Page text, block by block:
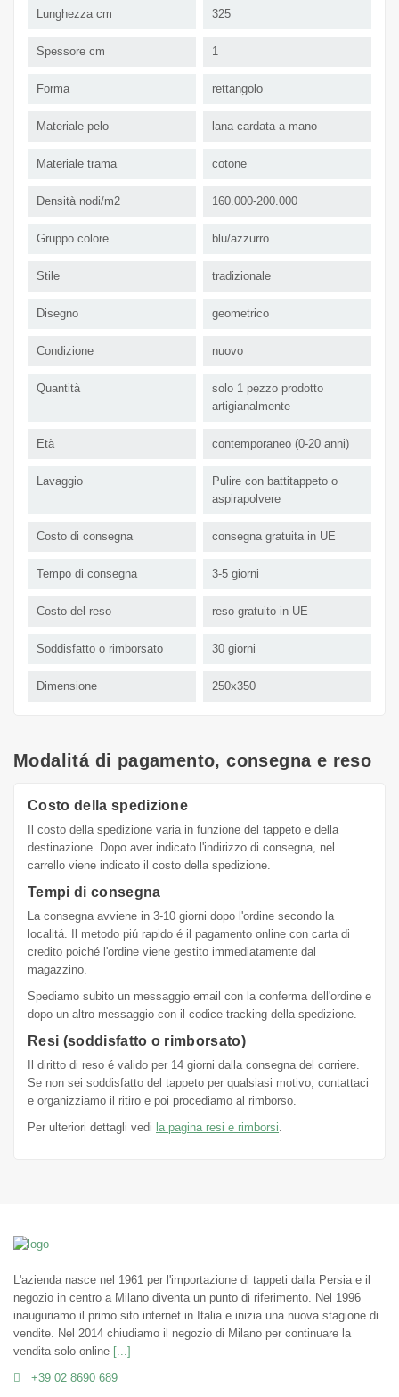
Lunghezza cm 325
Spessore cm 1
Forma rettangolo
Materiale pelo lana cardata a mano
Materiale trama cotone
Densità nodi/m2 160.000-200.000
Gruppo colore blu/azzurro
Stile tradizionale
Disegno geometrico
Condizione nuovo
Quantità
solo 1 pezzo prodotto
artigianalmente
Età contemporaneo (0-20 anni)
Lavaggio
Pulire con battitappeto o
aspirapolvere
Costo di consegna consegna gratuita in UE
Tempo di consegna 3-5 giorni
Costo del reso reso gratuito in UE
Soddisfatto o rimborsato 30 giorni
Dimensione 250x350
Modalitá di pagamento, consegna e reso
Costo della spedizione
Il costo della spedizione varia in funzione del tappeto e della
destinazione. Dopo aver indicato l'indirizzo di consegna, nel
carrello viene indicato il costo della spedizione.
Tempi di consegna
La consegna avviene in 3-10 giorni dopo l'ordine secondo la
localitá. Il metodo piú rapido é il pagamento online con carta di
credito poiché l'ordine viene gestito immediatamente dal
magazzino.
Spediamo subito un messaggio email con la conferma dell'ordine e
dopo un altro messaggio con il codice tracking della spedizione.
Resi (soddisfatto o rimborsato)
Il diritto di reso é valido per 14 giorni dalla consegna del corriere.
Se non sei soddisfatto del tappeto per qualsiasi motivo, contattaci
e organizziamo il ritiro e poi procediamo al rimborso.
Per ulteriori dettagli vedi la pagina resi e rimborsi
L'azienda nasce nel 1961 per l'importazione di tappeti dalla Persia e il
negozio in centro a Milano diventa un punto di riferimento. Nel 1996
inauguriamo il primo sito internet in Italia e inizia una nuova stagione di
vendite. Nel 2014 chiudiamo il negozio di Milano per continuare la
vendita solo online [...]
+39 02 8690 689